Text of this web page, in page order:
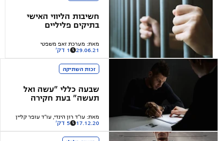
חשיבות הליווי האישי
בתיקים פליליים
מאת: מערכת זאפ משפטי
29.06.21 1 דק'
זכות השתיקה
שבעה כללי "עשה ואל
תעשה" בעת חקירה
מאת: עו"ד רון הינדי, עו"ד עופר קליין
17.12.20 5 דק'